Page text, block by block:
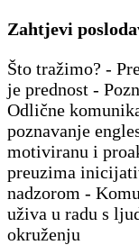
Zahtjevi
Što tražimo? -
je prednost -
Odlične
poznavanje
motiviranu i
preuzima
nadzorom -
uživa u radu s
okruženju